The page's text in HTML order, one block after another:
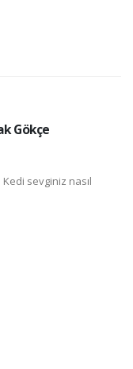
Gökçe
Kedi sevginiz nasıl